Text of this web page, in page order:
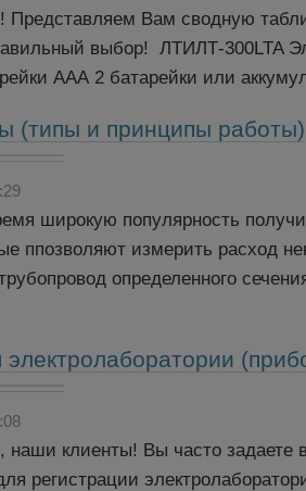
Представляем Вам сводную
выбор! ЛТИЛТ-300LTA
ААА 2 батарейки или
(типы и принципы работы)
широкую популярность
ппозволяют измерить расход
определенного
электролаборатории
наши клиенты! Вы часто задаете
регистрации